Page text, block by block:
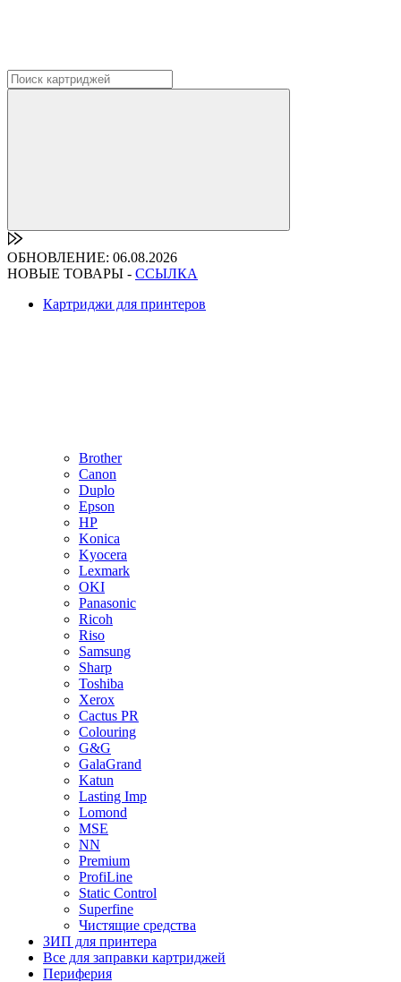
ОБНОВЛЕНИЕ: 06.08.2026
НОВЫЕ ТОВАРЫ - ССЫЛКА
Картриджи для принтеров
Brother
Canon
Duplo
Epson
HP
Konica
Kyocera
Lexmark
OKI
Panasonic
Ricoh
Riso
Samsung
Sharp
Toshiba
Xerox
Cactus PR
Colouring
G&G
GalaGrand
Katun
Lasting Imp
Lomond
MSE
NN
Premium
ProfiLine
Static Control
Superfine
Чистящие средства
ЗИП для принтера
Все для заправки картриджей
Периферия